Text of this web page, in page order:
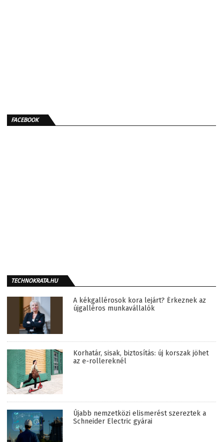
FACEBOOK
TECHNOKRATA.HU
A kékgallérosok kora lejárt? Érkeznek az
újgalléros munkavállalók
Korhatár, sisak, biztosítás: új korszak jöhet
az e-rollereknél
Újabb nemzetközi elismerést szereztek a
Schneider Electric gyárai